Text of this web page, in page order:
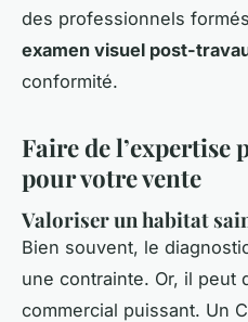
des professionnels
examen visuel post-
conformité.
Faire de l’expertise
pour votre vente
Valoriser un habitat
Bien souvent, le
une contrainte. Or, il peut
commercial puissant. Un